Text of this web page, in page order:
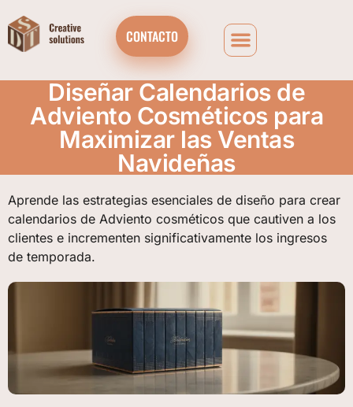
CONTACTO
Diseñar Calendarios de
Adviento Cosméticos para
Maximizar las Ventas
Navideñas
Aprende las estrategias esenciales de diseño para crear
calendarios de Adviento cosméticos que cautiven a los
clientes e incrementen significativamente los ingresos
de temporada.